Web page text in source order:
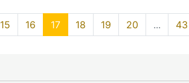
15 16 17 18 19 20 ... 43